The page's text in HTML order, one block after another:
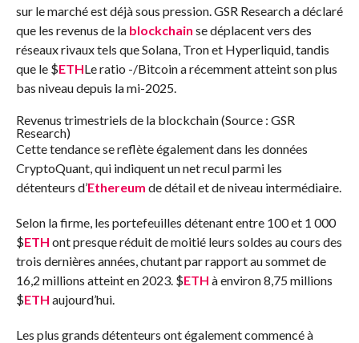
sur le marché est déjà sous pression. GSR Research a déclaré
que les revenus de la blockchain se déplacent vers des
réseaux rivaux tels que Solana, Tron et Hyperliquid, tandis
que le $ETHLe ratio -/Bitcoin a récemment atteint son plus
bas niveau depuis la mi-2025.
Revenus trimestriels de la blockchain (Source : GSR
Research)
Cette tendance se reflète également dans les données
CryptoQuant, qui indiquent un net recul parmi les
détenteurs d’Ethereum de détail et de niveau intermédiaire.
Selon la firme, les portefeuilles détenant entre 100 et 1 000
$ETH ont presque réduit de moitié leurs soldes au cours des
trois dernières années, chutant par rapport au sommet de
16,2 millions atteint en 2023. $ETH à environ 8,75 millions
$ETH aujourd’hui.
Les plus grands détenteurs ont également commencé à